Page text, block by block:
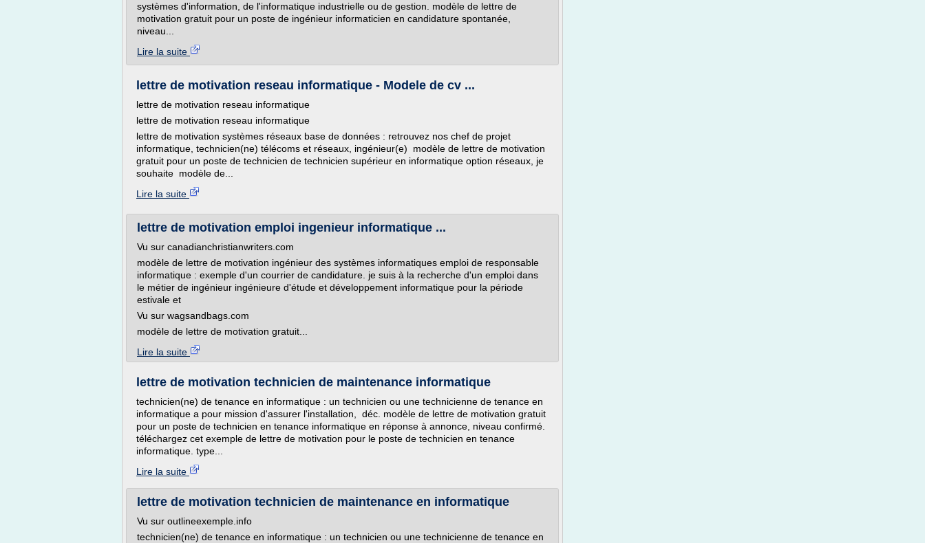
systèmes d'information, de l'informatique industrielle ou de gestion. modèle de lettre de
motivation gratuit pour un poste de ingénieur informaticien en candidature spontanée,
niveau...
Lire la suite
lettre de motivation reseau informatique - Modele de cv ...
lettre de motivation reseau informatique
lettre de motivation reseau informatique
lettre de motivation systèmes réseaux base de données : retrouvez nos chef de projet
informatique, technicien(ne) télécoms et réseaux, ingénieur(e) modèle de lettre de motivation
gratuit pour un poste de technicien de technicien supérieur en informatique option réseaux, je
souhaite modèle de...
Lire la suite
lettre de motivation emploi ingenieur informatique ...
Vu sur canadianchristianwriters.com
modèle de lettre de motivation ingénieur des systèmes informatiques emploi de responsable
informatique : exemple d'un courrier de candidature. je suis à la recherche d'un emploi dans
le métier de ingénieur ingénieure d'étude et développement informatique pour la période
estivale et
Vu sur wagsandbags.com
modèle de lettre de motivation gratuit...
Lire la suite
lettre de motivation technicien de maintenance informatique
technicien(ne) de tenance en informatique : un technicien ou une technicienne de tenance en
informatique a pour mission d'assurer l'installation, déc. modèle de lettre de motivation gratuit
pour un poste de technicien en tenance informatique en réponse à annonce, niveau confirmé.
téléchargez cet exemple de lettre de motivation pour le poste de technicien en tenance
informatique. type...
Lire la suite
lettre de motivation technicien de maintenance en informatique
Vu sur outlineexemple.info
technicien(ne) de tenance en informatique : un technicien ou une technicienne de tenance en